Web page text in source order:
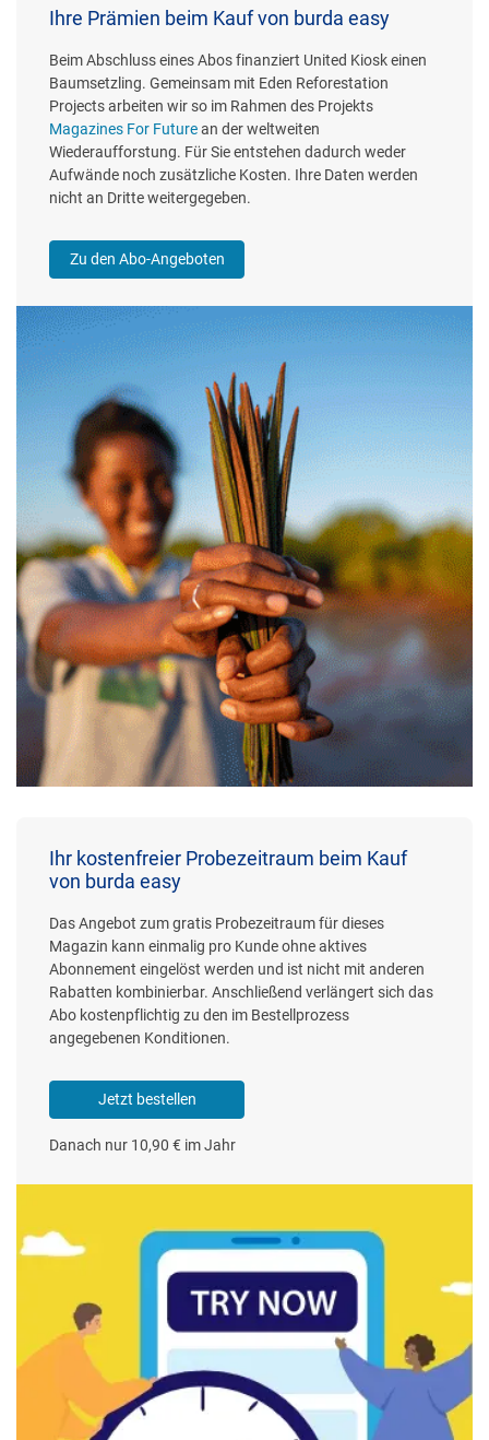
Ihre Prämien beim Kauf von burda easy
Beim Abschluss eines Abos finanziert United Kiosk einen
Baumsetzling. Gemeinsam mit Eden Reforestation
Projects arbeiten wir so im Rahmen des Projekts
Magazines For Futurean der weltweiten
Wiederaufforstung. Für Sie entstehen dadurch weder
Aufwände noch zusätzliche Kosten. Ihre Daten werden
nicht an Dritte weitergegeben.
Zu den Abo-Angeboten
Ihr kostenfreier Probezeitraum beim Kauf
von burda easy
Das Angebot zum gratis Probezeitraum für dieses
Magazin kann einmalig pro Kunde ohne aktives
Abonnement eingelöst werden und ist nicht mit anderen
Rabatten kombinierbar. Anschließend verlängert sich das
Abo kostenpflichtig zu den im Bestellprozess
angegebenen Konditionen.
Jetzt bestellen
Danach nur 10,90 € im Jahr